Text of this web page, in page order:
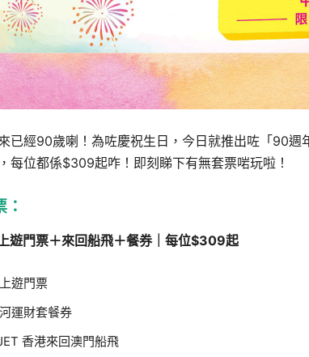
已經90歲喇！為咗慶祝生日，今日就推出咗「90週
每位都係$309起咋！即刻睇下有無套票啱玩啦！
遊門票＋來回船飛＋餐券｜每位$309起
遊門票
運財套餐券
香港來回澳門船飛